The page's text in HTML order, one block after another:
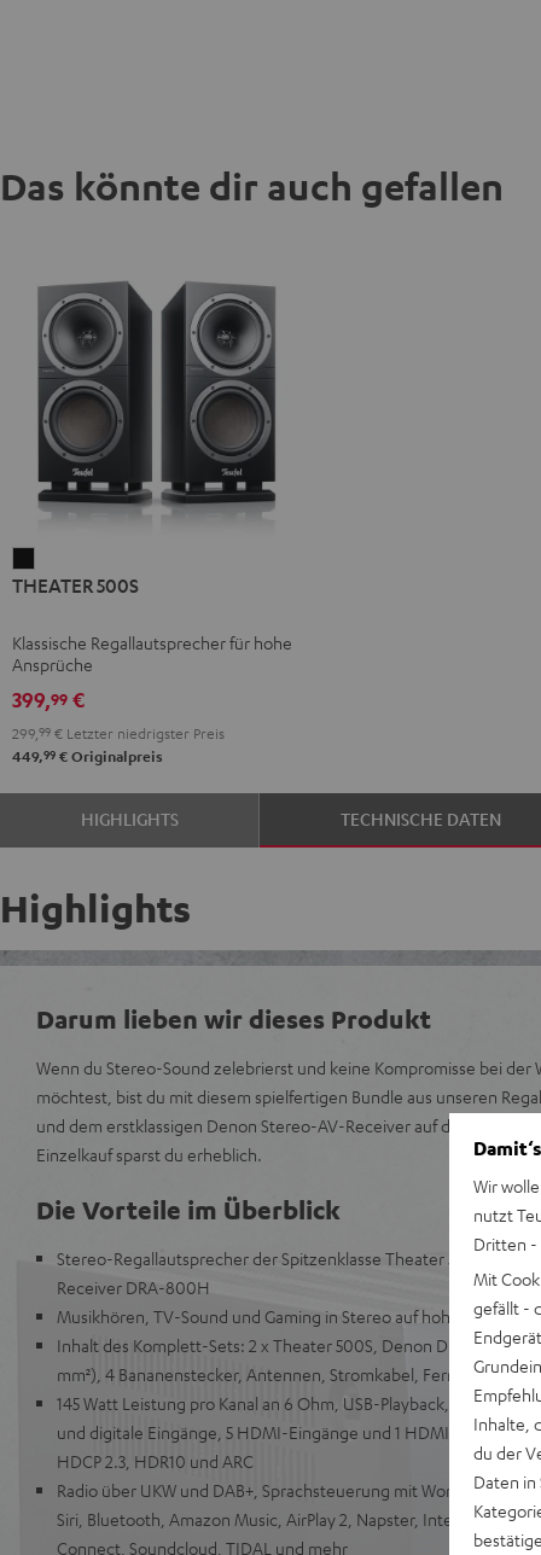
Das könnte dir auch gefallen
500S
THEATER 500S
Klassische Regallautsprecher für hohe
Ansprüche
399,99 €
299, 99 € Letzter niedrigster Preis
449,99 € Originalpreis
HIGHLIGHTS TECHNISCHE DATEN
Highlights
Darum lieben wir dieses Produkt
Wenn du Stereo-Sound zelebrierst und keine Kompromisse bei
möchtest, bist du mit diesem spielfertigen Bundle aus unseren
und dem erstklassigen Denon Stereo-AV-Receiver auf der richtigen
Einzelkauf sparst du erheblich.
Die Vorteile im Überblick
Stereo-Regallautsprecher der Spitzenklasse Theater 500S mit
Receiver DRA-800H
Musikhören, TV-Sound und Gaming in Stereo auf hohem Niveau
Inhalt des Komplett-Sets: 2 x Theater 500S, Denon DRA-800H,
mm²), 4 Bananenstecker, Antennen, Stromkabel, Fernbedienung
145 Watt Leistung pro Kanal an 6 Ohm, USB-Playback, Phono-
und digitale Eingänge, 5 HDMI-Eingänge und 1 HDMI Ausgang
HDCP 2.3, HDR10 und ARC
Radio über UKW und DAB+, Sprachsteuerung mit Works with
Siri, Bluetooth, Amazon Music, AirPlay 2, Napster, Internetradio
Connect, Soundcloud, TIDAL und mehr
Wir
nutzt
Dritten -
Mit
gefällt -
Inhalte,
du der
Daten in